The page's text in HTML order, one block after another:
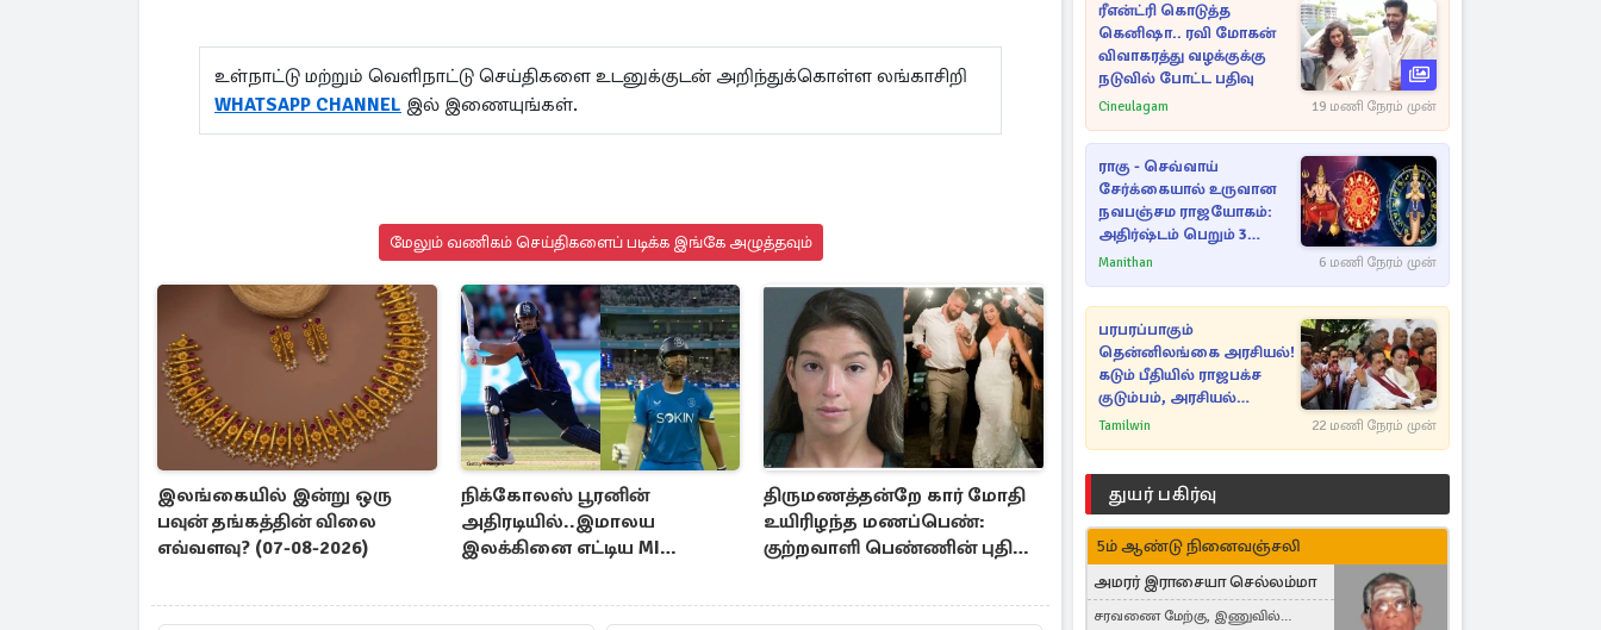
உள்நாட்டு மற்றும் வெளிநாட்டு செய்திகளை உடனுக்குடன் அறிந்துக்கொள்ள லங்காசிறி
WHATSAPP CHANNEL இல் இணையுங்கள்.
மேலும் வணிகம் செய்திகளைப் படிக்க இங்கே அழுத்தவும்
இலங்கையில் இன்று ஒரு
பவுன் தங்கத்தின் விலை
எவ்வளவு? (07-08-2026)
நிக்கோலஸ் பூரனின்
அதிரடியில்..இமாலய
இலக்கினை எட்டிய MI
திருமணத்தன்றே கார் மோதி
உயிரிழந்த மணப்பெண்:
குற்றவாளி பெண்ணின் புதிய
ரீஎன்ட்ரி கொடுத்த
கெனிஷா.. ரவி மோகன்
விவாகரத்து வழக்குக்கு
நடுவில் போட்ட பதிவு
Cineulagam 19 மணி நேரம் முன்
ராகு - செவ்வாய்
சேர்க்கையால் உருவான
நவபஞ்சம ராஜயோகம்:
அதிர்ஷ்டம் பெறும் 3
ராசிகள்!
Manithan 6 மணி நேரம் முன்
பரபரப்பாகும்
தென்னிலங்கை அரசியல்!
கடும் பீதியில் ராஜபக்ச
குடும்பம், அரசியல்
நட்புகள்
Tamilwin 22 மணி நேரம் முன்
துயர் பகிர்வு
5ம் ஆண்டு நினைவஞ்சலி
அமரர் இராசையா செல்லம்மா
சரவணை மேற்கு, இணுவில்